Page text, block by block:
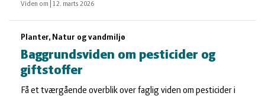
Viden om 12. marts 2026
Planter, Natur og vandmiljø
Baggrundsviden om pesticider og
giftstoffer
Få et tværgående overblik over faglig viden om pesticider i